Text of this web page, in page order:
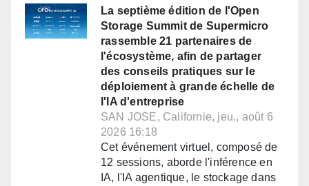
La septième édition de l'Open
Storage Summit de Supermicro
rassemble 21 partenaires de
l'écosystème, afin de partager
des conseils pratiques sur le
déploiement à grande échelle de
l'IA d'entreprise
SAN JOSE, Californie, jeu., août 6
2026 16:18
Cet événement virtuel, composé de
12 sessions, aborde l'inférence en
IA, l'IA agentique, le stockage dans